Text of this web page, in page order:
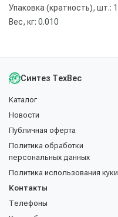
Упаковка (кратность), шт.: 1
Вес, кг: 0.010
Синтез ТехВес
Каталог
Новости
Публичная оферта
Политика обработки
персональных данных
Политика использования куки
Контакты
Телефоны